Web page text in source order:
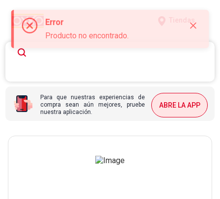
Error
Producto no encontrado.
Tiendas
Para que nuestras experiencias de
compra sean aún mejores, pruebe
nuestra aplicación.
ABRE LA APP